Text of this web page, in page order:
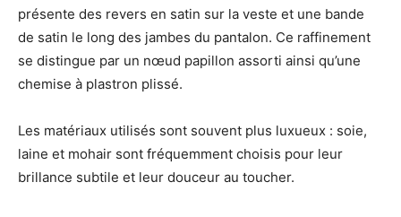
présente des revers en satin sur la veste et une bande
de satin le long des jambes du pantalon. Ce raffinement
se distingue par un nœud papillon assorti ainsi qu’une
chemise à plastron plissé.
Les matériaux utilisés sont souvent plus luxueux : soie,
laine et mohair sont fréquemment choisis pour leur
brillance subtile et leur douceur au toucher.